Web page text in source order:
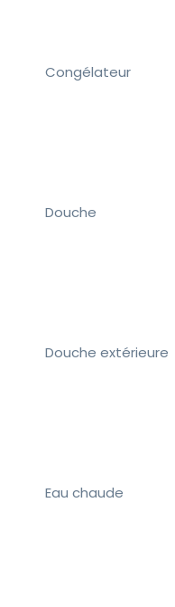
Congélateur
Douche
Douche extérieure
Eau chaude